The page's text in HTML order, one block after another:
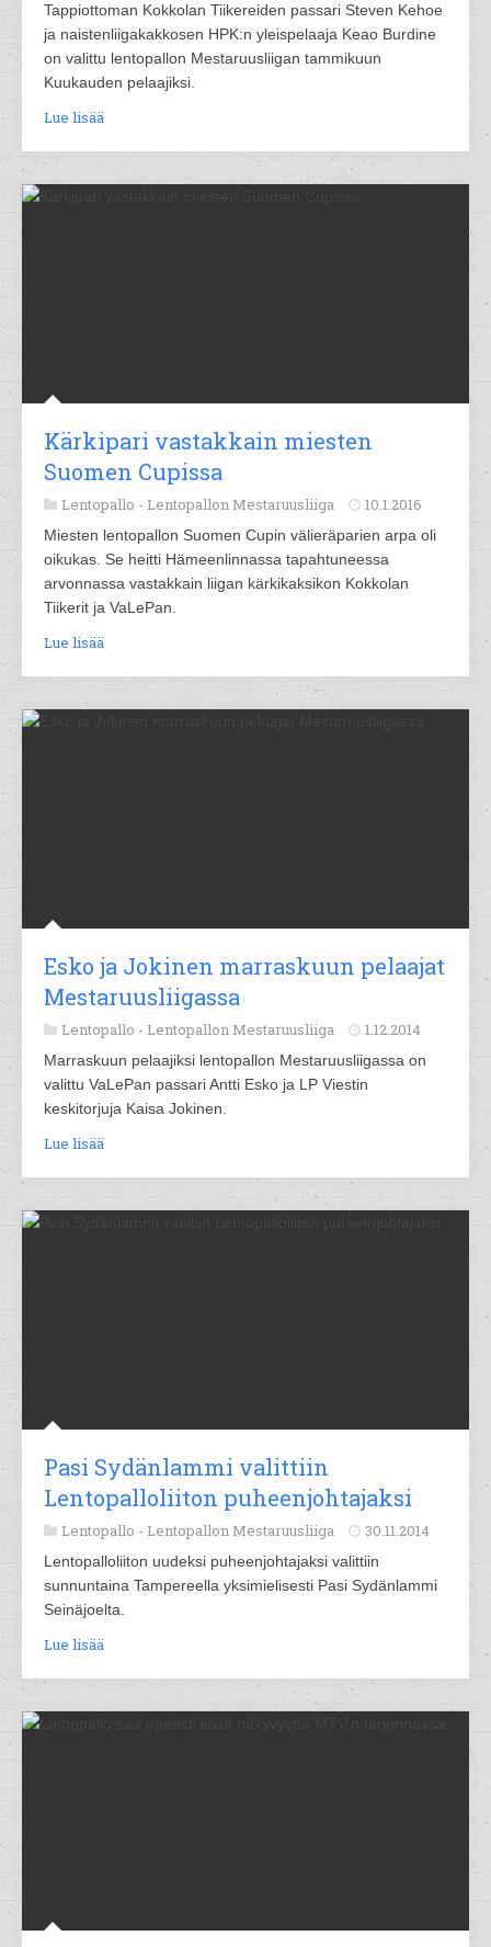
Tappiottoman Kokkolan Tiikereiden passari Steven Kehoe
ja naistenliigakakkosen HPK:n yleispelaaja Keao Burdine
on valittu lentopallon Mestaruusliigan tammikuun
Kuukauden pelaajiksi.
Lue lisää
Kärkipari vastakkain miesten
Suomen Cupissa
Lentopallo - Lentopallon Mestaruusliiga 10.1.2016
Miesten lentopallon Suomen Cupin välieräparien arpa oli
oikukas. Se heitti Hämeenlinnassa tapahtuneessa
arvonnassa vastakkain liigan kärkikaksikon Kokkolan
Tiikerit ja VaLePan.
Lue lisää
Esko ja Jokinen marraskuun pelaajat
Mestaruusliigassa
Lentopallo - Lentopallon Mestaruusliiga 1.12.2014
Marraskuun pelaajiksi lentopallon Mestaruusliigassa on
valittu VaLePan passari Antti Esko ja LP Viestin
keskitorjuja Kaisa Jokinen.
Lue lisää
Pasi Sydänlammi valittiin
Lentopalloliiton puheenjohtajaksi
Lentopallo - Lentopallon Mestaruusliiga 30.11.2014
Lentopalloliiton uudeksi puheenjohtajaksi valittiin
sunnuntaina Tampereella yksimielisesti Pasi Sydänlammi
Seinäjoelta.
Lue lisää